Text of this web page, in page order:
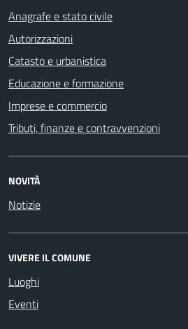
Anagrafe e stato civile
Autorizzazioni
Catasto e urbanistica
Educazione e formazione
Imprese e commercio
Tributi, finanze e contravvenzioni
NOVITÀ
Notizie
VIVERE IL COMUNE
Luoghi
Eventi